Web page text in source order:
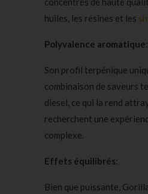
huiles, les résines et les
Polyvalence aromatique:
Son profil terpénique
combinaison de saveurs
diesel, ce qui la rend
recherchent une
complexe.
Effets équilibrés:
Bien que puissante,